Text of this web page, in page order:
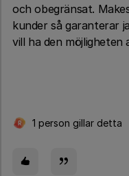
och obegränsat.
kunder så garanterar
vill ha den möjligheten
R 1 person gillar detta